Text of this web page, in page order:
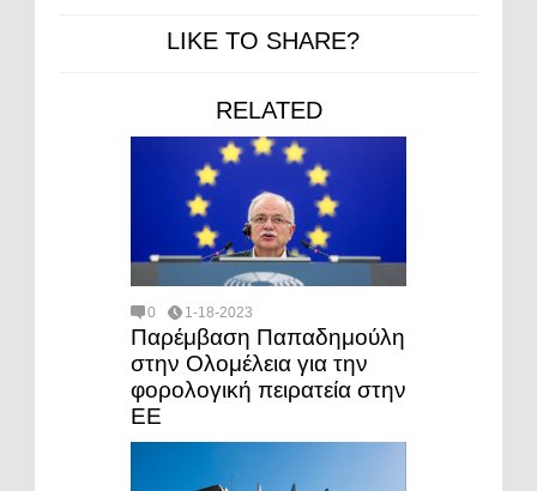
LIKE TO SHARE?
RELATED
0 1-18-2023
Παρέμβαση Παπαδημούλη
στην Ολομέλεια για την
φορολογική πειρατεία στην
ΕΕ